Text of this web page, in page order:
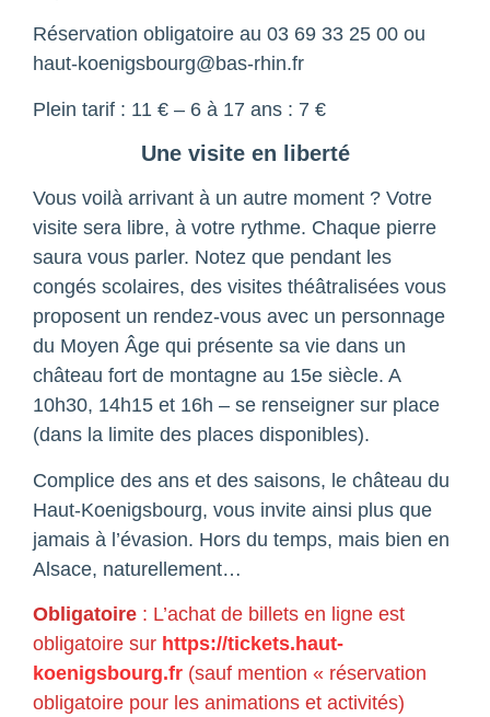
Réservation obligatoire au 03 69 33 25 00 ou
haut-koenigsbourg@bas-rhin.fr
Plein tarif : 11 € – 6 à 17 ans : 7 €
Une visite en liberté
Vous voilà arrivant à un autre moment ? Votre
visite sera libre, à votre rythme. Chaque pierre
saura vous parler. Notez que pendant les
congés scolaires, des visites théâtralisées vous
proposent un rendez-vous avec un personnage
du Moyen Âge qui présente sa vie dans un
château fort de montagne au 15e siècle. A
10h30, 14h15 et 16h – se renseigner sur place
(dans la limite des places disponibles).
Complice des ans et des saisons, le château du
Haut-Koenigsbourg, vous invite ainsi plus que
jamais à l’évasion. Hors du temps, mais bien en
Alsace, naturellement…
Obligatoire : L’achat de billets en ligne est
obligatoire sur https://tickets.haut-
koenigsbourg.fr (sauf mention « réservation
obligatoire pour les animations et activités)